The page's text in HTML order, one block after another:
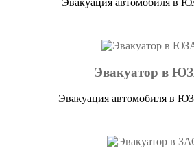
Эвакуация автомобиля в
Эвакуатор в
Эвакуация автомобиля в